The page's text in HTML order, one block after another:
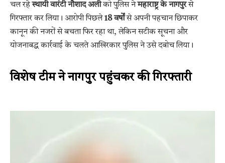
चल रहेस्थायी वारंटी नौशाद अलीको पुलिस नेमहाराष्ट्र के नागपुरसे
गिरफ्तार कर लिया। आरोपी पिछले18 वर्षोंसे अपनी पहचान छिपाकर
कानून की नजरों से बचता फिर रहा था, लेकिन सटीक सूचना और
योजनाबद्ध कार्रवाई के चलते आखिरकार पुलिस ने उसे दबोच लिया।
विशेष टीम ने नागपुर पहुंचकर की गिरफ्तारी